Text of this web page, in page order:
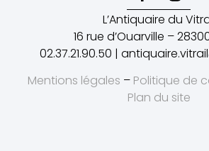
L’Antiquaire du
16 rue d’Ouarville –
02.37.21.90.50 |
Mentions légales – Politique de
Plan du site